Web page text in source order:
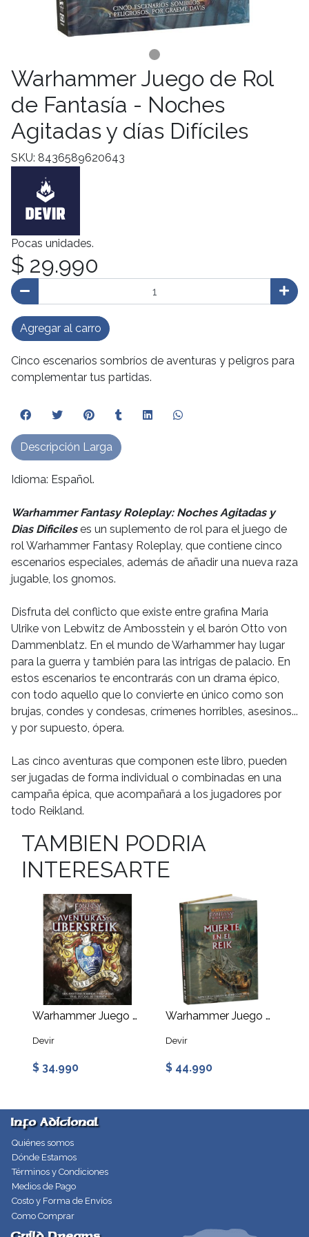
Warhammer Juego de Rol
de Fantasía - Noches
Agitadas y días Difíciles
SKU: 8436589620643
Pocas unidades.
$ 29.990
Agregar al carro
Cinco escenarios sombríos de aventuras y peligros para
complementar tus partidas.
Idioma: Español.
Warhammer Fantasy Roleplay: Noches Agitadas y
Dias Dificileses un suplemento de rol para el juego de
rol Warhammer Fantasy Roleplay, que contiene cinco
escenarios especiales, además de añadir una nueva raza
jugable, los gnomos.
Disfruta del conflicto que existe entre grafina Maria
Ulrike von Lebwitz de Ambosstein y el barón Otto von
Dammenblatz. En el mundo de Warhammer hay lugar
para la guerra y también para las intrigas de palacio. En
estos escenarios te encontrarás con un drama épico,
con todo aquello que lo convierte en único como son
brujas, condes y condesas, crímenes horribles, asesinos...
y por supuesto, ópera.
Las cinco aventuras que componen este libro, pueden
ser jugadas de forma individual o combinadas en una
campaña épica, que acompañará a los jugadores por
todo Reikland.
Descripción Larga
TAMBIEN PODRIA
INTERESARTE
Warhammer Juego de Rol de Fantasía: Aventuras en Ubersreik
Devir
$ 34.990
Warhammer Juego de Rol de Fantasía: Muerte en el Reik
Devir
$ 44.990
Info Adicional
Quiénes somos
Dónde Estamos
Términos y Condiciones
Medios de Pago
Costo y Forma de Envíos
Como Comprar